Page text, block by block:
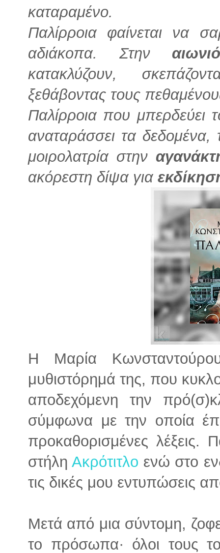
καταραμένο.
Παλίρροια φαίνεται να
αδιάκοπα. Στην
κατακλύζουν,
ξεθάβοντας τους
Παλίρροια που
αναταράσσει τα δεδομένα,
μοιρολατρία στην
ακόρεστη δίψα για
Η Μαρία
μυθιστόρημά της, που
αποδεχόμενη την
σύμφωνα με την οποία
προκαθορισμένες λέξεις.
στήληΑκρότιτλο ενώ στο
τις δικές μου εντυπώσεις
Μετά από μια σύντομη,
το πρόσωπα· όλοι τους